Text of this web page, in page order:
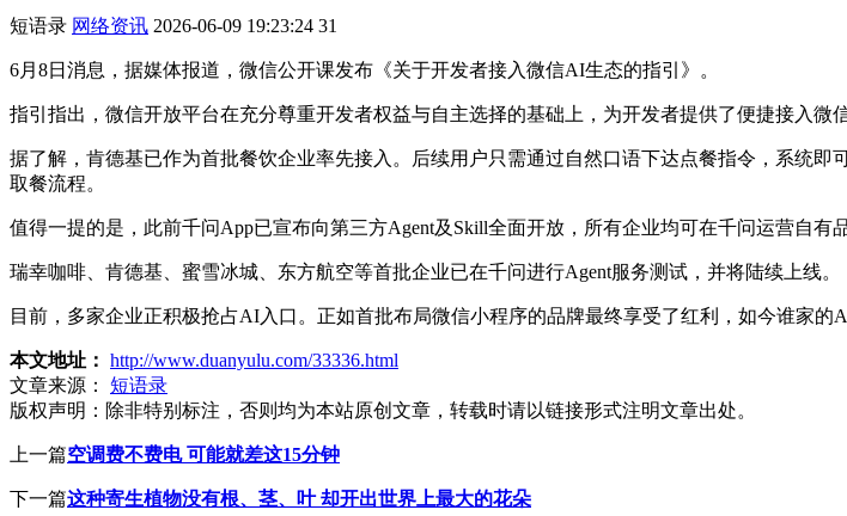
短语录 网络资讯 2026-06-09 19:23:24 31
6月8日消息，据媒体报道，微信公开课发布《关于开发者接入微信AI生态的指引》。
指引指出，微信开放平台在充分尊重开发者权益与自主选择的基础上，为开发者提供了便捷接入微
据了解，肯德基已作为首批餐饮企业率先接入。后续用户只需通过自然口语下达点餐指令，系统
取餐流程。
值得一提的是，此前千问App已宣布向第三方Agent及Skill全面开放，所有企业均可在千问运营自有品
瑞幸咖啡、肯德基、蜜雪冰城、东方航空等首批企业已在千问进行Agent服务测试，并将陆续上线。
目前，多家企业正积极抢占AI入口。正如首批布局微信小程序的品牌最终享受了红利，如今谁家的
本文地址： http://www.duanyulu.com/33336.html
文章来源：
短语录
版权声明： 除非特别标注，否则均为本站原创文章，转载时请以链接形式注明文章出处。
上一篇空调费不费电 可能就差这15分钟
下一篇这种寄生植物没有根、茎、叶 却开出世界上最大的花朵